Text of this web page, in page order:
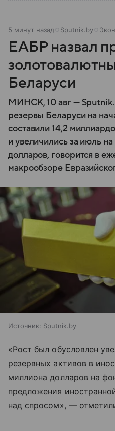
5 минут назад Sputnik.by
ЕАБР назвал
Беларуси
МИНСК, 10 авг —
резервы Беларуси на
составили 14,2
и увеличились за июль
долларов, говорится в
макрообзоре
Источник: Sputnik.by
«Рост был обусловлен
резервных активов в
миллиона долларов на
предложения
над спросом», —